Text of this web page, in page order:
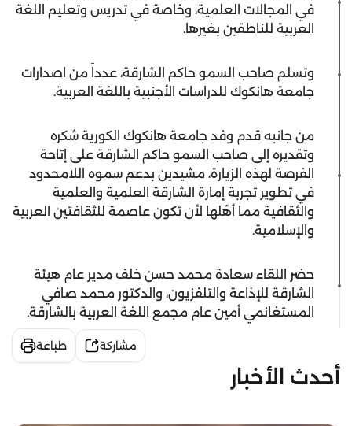
في المجالات العلمية، وخاصة في تدريس وتعليم اللغة
العربية للناطقين بغيرها.
وتسلم صاحب السمو حاكم الشارقة، عدداً من اصدارات
جامعة هانكوك للدراسات الأجنبية باللغة العربية.
من جانبه قدم وفد جامعة هانكوك الكورية شكره
وتقديره إلى صاحب السمو حاكم الشارقة على إتاحة
الفرصة لهذه الزيارة، مشيدين بدعم سموه اللامحدود
في تطوير تجربة إمارة الشارقة العلمية والعلمية
والثقافية مما أهّلها لأن تكون عاصمة للثقافتين العربية
والإسلامية.
حضر اللقاء سعادة محمد حسن خلف مدير عام هيئة
الشارقة للإذاعة والتلفزيون، والدكتور محمد صافي
المستغانمي أمين عام مجمع اللغة العربية بالشارقة.
مشاركة طباعة
أحدث الأخبار